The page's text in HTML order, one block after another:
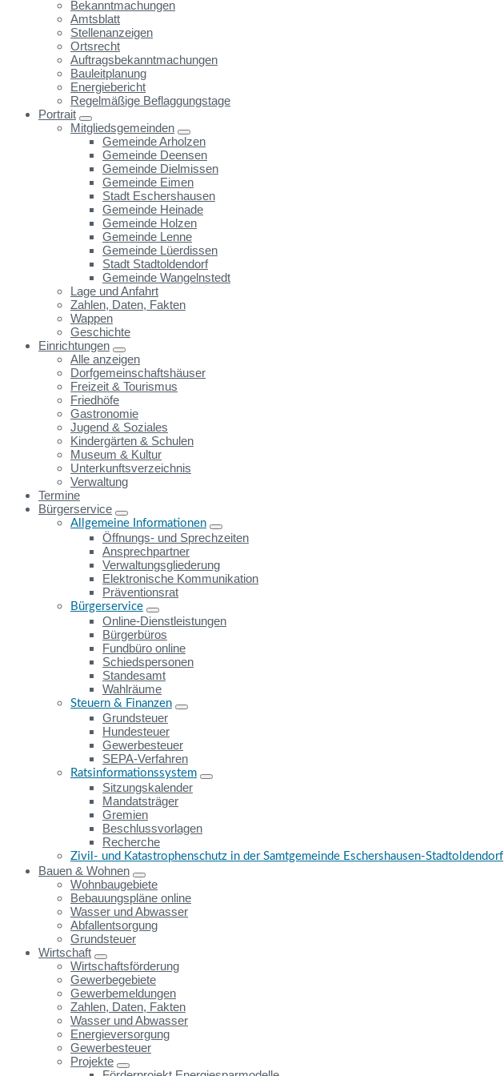
Bekanntmachungen
Amtsblatt
Stellenanzeigen
Ortsrecht
Auftragsbekanntmachungen
Bauleitplanung
Energiebericht
Regelmäßige Beflaggungstage
Portrait
Mitgliedsgemeinden
Gemeinde Arholzen
Gemeinde Deensen
Gemeinde Dielmissen
Gemeinde Eimen
Stadt Eschershausen
Gemeinde Heinade
Gemeinde Holzen
Gemeinde Lenne
Gemeinde Lüerdissen
Stadt Stadtoldendorf
Gemeinde Wangelnstedt
Lage und Anfahrt
Zahlen, Daten, Fakten
Wappen
Geschichte
Einrichtungen
Alle anzeigen
Dorfgemeinschaftshäuser
Freizeit & Tourismus
Friedhöfe
Gastronomie
Jugend & Soziales
Kindergärten & Schulen
Museum & Kultur
Unterkunftsverzeichnis
Verwaltung
Termine
Bürgerservice
Allgemeine Informationen
Öffnungs- und Sprechzeiten
Ansprechpartner
Verwaltungsgliederung
Elektronische Kommunikation
Präventionsrat
Bürgerservice
Online-Dienstleistungen
Bürgerbüros
Fundbüro online
Schiedspersonen
Standesamt
Wahlräume
Steuern & Finanzen
Grundsteuer
Hundesteuer
Gewerbesteuer
SEPA-Verfahren
Ratsinformationssystem
Sitzungskalender
Mandatsträger
Gremien
Beschlussvorlagen
Recherche
Zivil- und Katastrophenschutz in der Samtgemeinde Eschershausen-Stadtoldendorf
Bauen & Wohnen
Wohnbaugebiete
Bebauungspläne online
Wasser und Abwasser
Abfallentsorgung
Grundsteuer
Wirtschaft
Wirtschaftsförderung
Gewerbegebiete
Gewerbemeldungen
Zahlen, Daten, Fakten
Wasser und Abwasser
Energieversorgung
Gewerbesteuer
Projekte